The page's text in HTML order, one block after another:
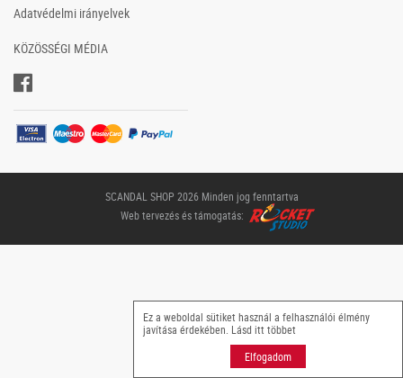
Adatvédelmi irányelvek
KÖZÖSSÉGI MÉDIA
SCANDAL SHOP 2026 Minden jog fenntartva
Web tervezés és támogatás:
Ez a weboldal sütiket használ a felhasználói élmény
javítása érdekében. Lásd itt többet
Elfogadom